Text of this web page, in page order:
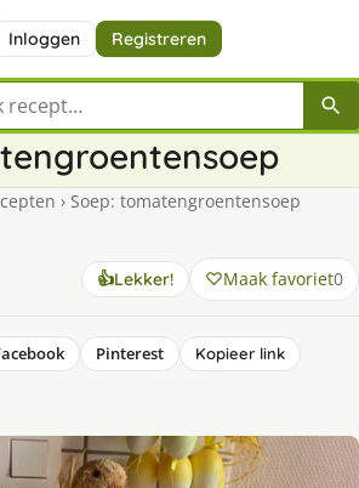
Inloggen Registreren
recept
› Soep: tomatengroentensoep
👍Lekker! Maak favoriet0
Pinterest
Kopieer link